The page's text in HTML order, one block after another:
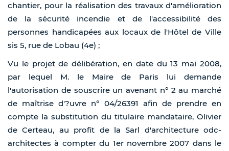
chantier, pour la réalisation des travaux d'amélioration
de la sécurité incendie et de l'accessibilité des
personnes handicapées aux locaux de l'Hôtel de Ville
sis 5, rue de Lobau (4e) ;
Vu le projet de délibération, en date du 13 mai 2008,
par lequel M. le Maire de Paris lui demande
l'autorisation de souscrire un avenant n° 2 au marché
de maîtrise d'?uvre n° 04/26391 afin de prendre en
compte la substitution du titulaire mandataire, Olivier
de Certeau, au profit de la Sarl d'architecture odc-
architectes à compter du 1er novembre 2007 dans le